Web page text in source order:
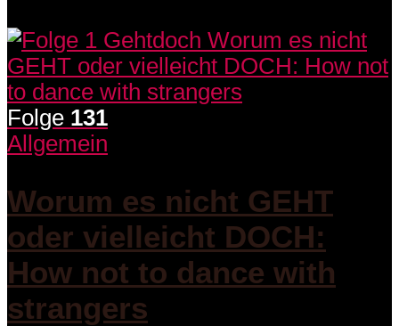
Folge 131
Allgemein
Worum es nicht GEHT
oder vielleicht DOCH:
How not to dance with
strangers